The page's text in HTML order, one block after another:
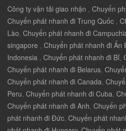
Công ty vận tải giao nhận , Chuyển
Chuyển phát nhanh đi Trung Quốc ,
Lào, Chuyển phát nhanh đi
singapore , Chuyển phát nhanh đi Ấn
Indonesia , Chuyển phát nhanh đi Bỉ,
Chuyển phát nhanh đi Belarus,
Chuyển phát nhanh đi Canada,
Peru, Chuyển phát nhanh đi Cuba,
Chuyển phát nhanh đi Anh, Chuyển
phát nhanh đi Đức, Chuyển phát